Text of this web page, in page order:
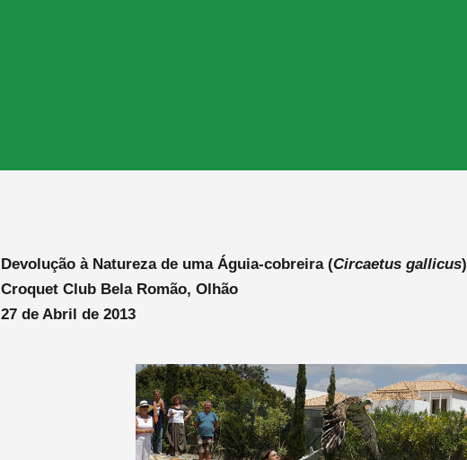
Devolução à Natureza de uma Águia-cobreira (Circaetus gallicus)
Croquet Club Bela Romão, Olhão
27 de Abril de 2013